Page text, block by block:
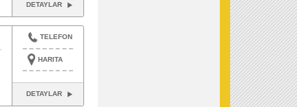
DETAYLAR
TELEFON
HARITA
DETAYLAR